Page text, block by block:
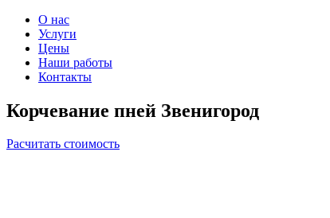
О нас
Услуги
Цены
Наши работы
Контакты
Корчевание пней Звенигород
Расчитать стоимость